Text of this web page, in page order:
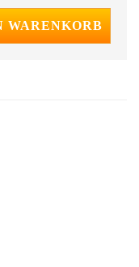
WARENKORB